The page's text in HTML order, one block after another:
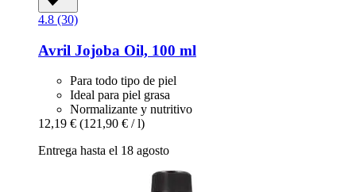
4.8 (30)
Avril Jojoba Oil, 100 ml
Para todo tipo de piel
Ideal para piel grasa
Normalizante y nutritivo
12,19 € (121,90 € / l)
Entrega hasta el 18 agosto